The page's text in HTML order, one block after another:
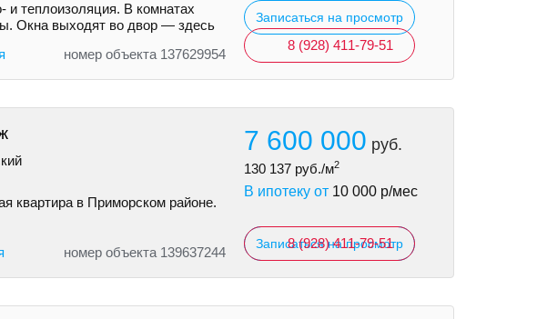
теплоизоляция. В комнатах
Окна выходят во двор — здесь
номер объекта 137629954
Записаться на просмотр
8 (928) 411-79-51
квартира в Приморском районе.
номер объекта 139637244
7 600 000 руб.
130 137 руб./м2
В ипотеку от 10 000 р/мес
Записаться на просмотр
8 (928) 411-79-51